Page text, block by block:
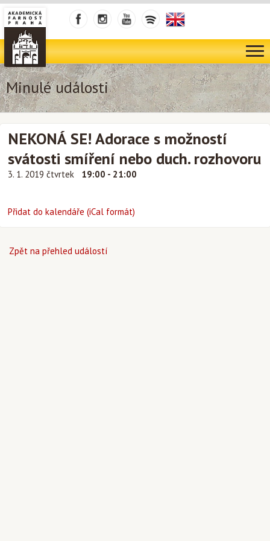
Minulé události
NEKONÁ SE! Adorace s možností
svátosti smíření nebo duch. rozhovoru
3. 1. 2019 čtvrtek 19:00 - 21:00
Přidat do kalendáře (iCal formát)
Zpět na přehled událostí